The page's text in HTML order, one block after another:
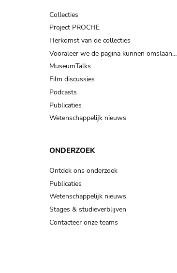
Collecties
Project PROCHE
Herkomst van de collecties
Vooraleer we de pagina kunnen omslaan…
MuseumTalks
Film discussies
Podcasts
Publicaties
Wetenschappelijk nieuws
ONDERZOEK
Ontdek ons onderzoek
Publicaties
Wetenschappelijk nieuws
Stages & studieverblijven
Contacteer onze teams